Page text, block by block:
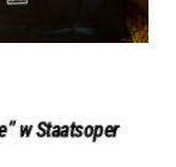
w Staatsoper